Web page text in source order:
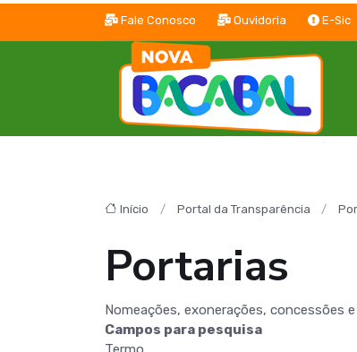
Fale Conosco Ouvidoria E-Sic
Início Portal da Transparência
Portarias
Nomeações, exonerações, concessões
Campos para pesquisa